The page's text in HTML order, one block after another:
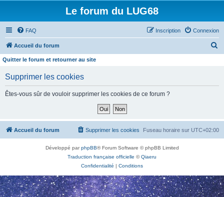
Le forum du LUG68
FAQ Connexion
Inscription
Accueil du forum
h
Quitter le forum et retourner au site
Supprimer les cookies
Êtes-vous sûr de vouloir supprimer les cookies de ce forum ?
Accueil du forum Fuseau horaire sur UTC+02:00
Supprimer les cookies
Développé parphpBB® Forum Software © phpBB Limited
Traduction française officielle ©Qiaeru
Confidentialité | Conditions